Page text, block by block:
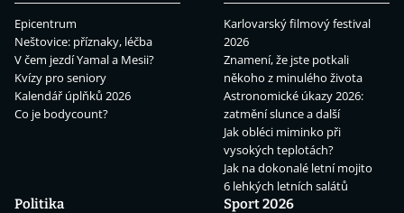
Epicentrum
Neštovice: příznaky, léčba
V čem jezdí Yamal a Mesii?
Kvízy pro seniory
Kalendář úplňků 2026
Co je bodycount?
Karlovarský filmový festival
2026
Znamení, že jste potkali
někoho z minulého života
Astronomické úkazy 2026:
zatmění slunce a další
Jak obléci miminko při
vysokých teplotách?
Jak na dokonalé letní mojito
6 lehkých letních salátů
Politika
Sport 2026